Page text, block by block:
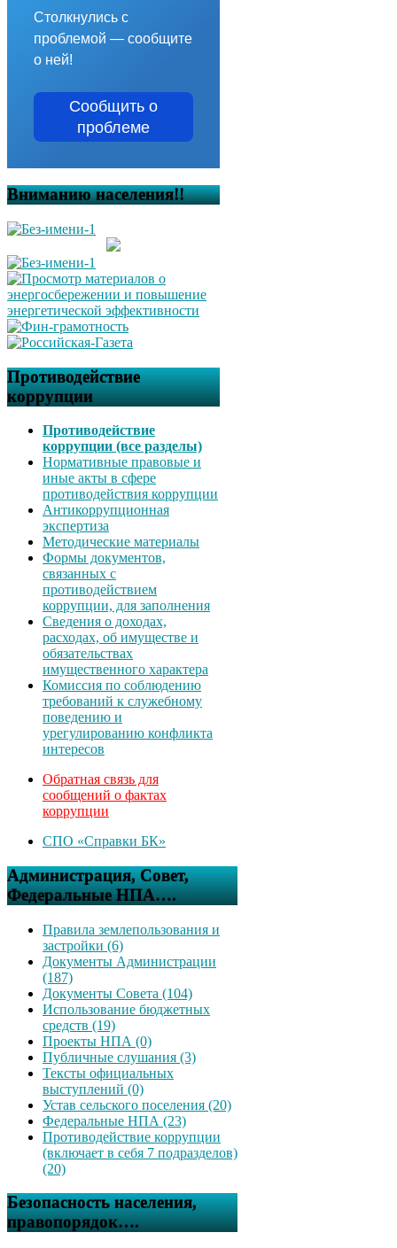
Столкнулись с
проблемой — сообщите
о ней!
Сообщить о
проблеме
Вниманию населения!!
Противодействие
коррупции
Противодействие
коррупции (все разделы)
Нормативные правовые и
иные акты в сфере
противодействия коррупции
Антикоррупционная
экспертиза
Методические материалы
Формы документов,
связанных с
противодействием
коррупции, для заполнения
Сведения о доходах,
расходах, об имуществе и
обязательствах
имущественного характера
Комиссия по соблюдению
требований к служебному
поведению и
урегулированию конфликта
интересов
Обратная связь для
сообщений о фактах
коррупции
СПО «Справки БК»
Администрация, Совет,
Федеральные НПА….
Правила землепользования и
застройки (6)
Документы Администрации
(187)
Документы Совета (104)
Использование бюджетных
средств (19)
Проекты НПА (0)
Публичные слушания (3)
Тексты официальных
выступлений (0)
Устав сельского поселения (20)
Федеральные НПА (23)
Противодействие коррупции
(включает в себя 7 подразделов)
(20)
Безопасность населения,
правопорядок….